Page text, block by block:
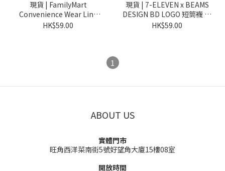
現貨 | FamilyMart
Convenience Wear Line
Socks 品牌代表色
HK$59.00
現貨 | 7-ELEVEN x BEAMS
DESIGN BD LOGO 短筒襪 日
本設計 台灣限定
HK$59.00
1
ABOUT US
實體門市
旺角西洋菜南街5號好望角大廈15樓08室
開放時間